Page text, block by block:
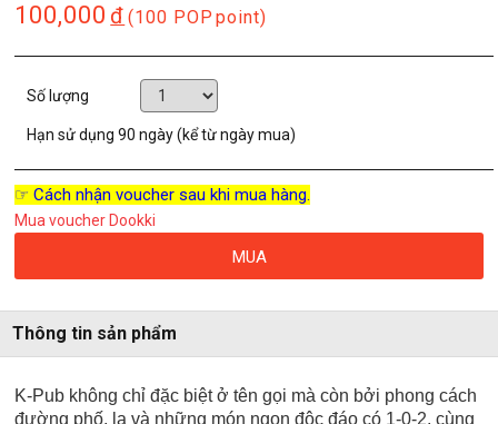
100,000 đ (100 POP point)
Số lượng
Hạn sử dụng90 ngày (kể từ ngày mua)
☞ Cách nhận voucher sau khi mua hàng.
Mua voucher Dookki
MUA
Thông tin sản phẩm
K-Pub không chỉ đặc biệt ở tên gọi mà còn bởi phong cách
đường phố, lạ và những món ngon độc đáo có 1-0-2, cùng